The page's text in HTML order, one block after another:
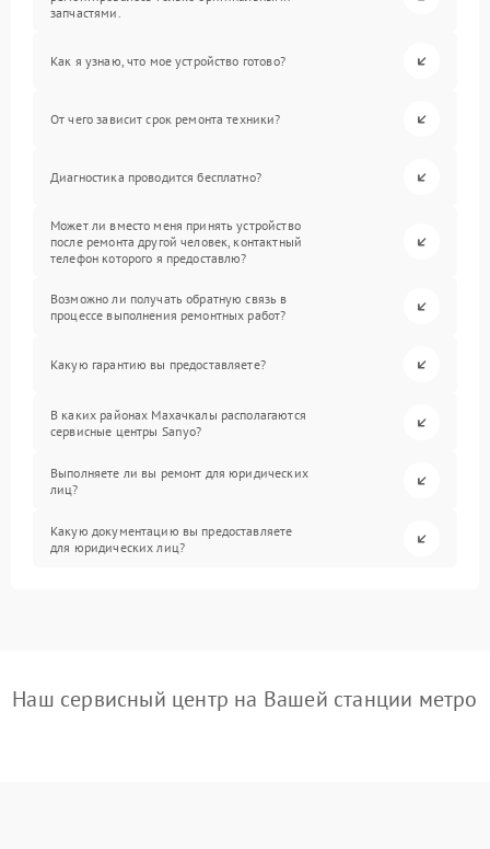
запчастями.
Как я узнаю, что мое устройство готово?
От чего зависит срок ремонта техники?
Диагностика проводится бесплатно?
Может ли вместо меня принять устройство
после ремонта другой человек, контактный
телефон которого я предоставлю?
Возможно ли получать обратную связь в
процессе выполнения ремонтных работ?
Какую гарантию вы предоставляете?
В каких районах Махачкалы располагаются
сервисные центры Sanyo?
Выполняете ли вы ремонт для юридических
лиц?
Какую документацию вы предоставляете
для юридических лиц?
Наш сервисный центр на Вашей станции метро